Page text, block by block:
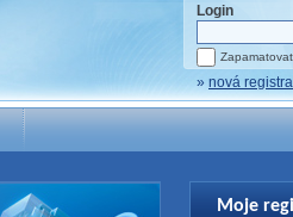
Login
» nová
Moje